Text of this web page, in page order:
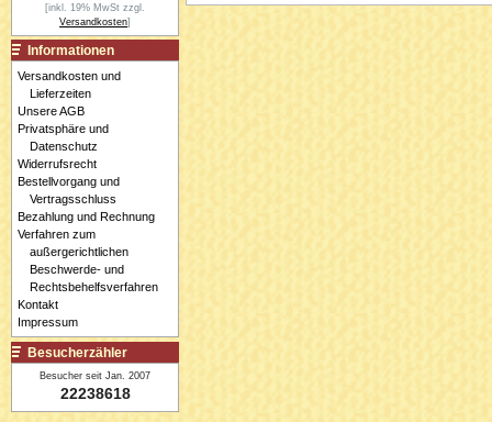
[inkl. 19% MwSt zzgl.
Versandkosten]
Informationen
Versandkosten und
Lieferzeiten
Unsere AGB
Privatsphäre und
Datenschutz
Widerrufsrecht
Bestellvorgang und
Vertragsschluss
Bezahlung und Rechnung
Verfahren zum
außergerichtlichen
Beschwerde- und
Rechtsbehelfsverfahren
Kontakt
Impressum
Besucherzähler
Besucher seit Jan. 2007
22238618